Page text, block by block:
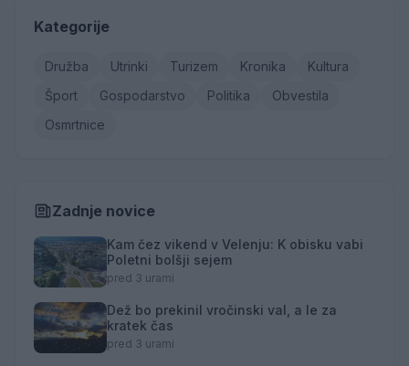
Kategorije
Družba Utrinki Turizem Kronika
Kultura
Šport
Gospodarstvo Politika
Obvestila
Osmrtnice
Zadnje novice
Kam čez vikend v Velenju: K obisku vabi
Poletni bolšji sejem
pred 3 urami
Dež bo prekinil vročinski val, a le za
kratek čas
pred 3 urami